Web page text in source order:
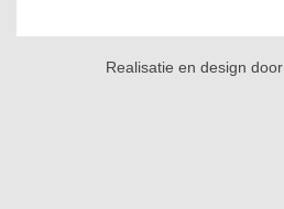
Realisatie en design door